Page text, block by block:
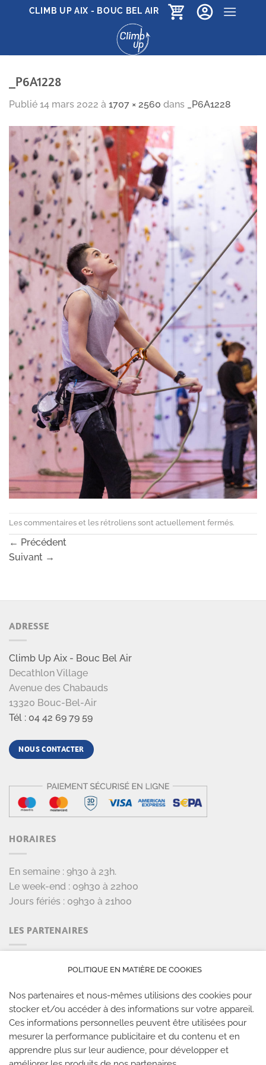
PasserCLIMB UP AIX - BOUC BEL AIR
_P6A1228
Publié 14 mars 2022 à 1707 × 2560 dans _P6A1228
Les commentaires et les rétroliens sont actuellement fermés.
← Précédent
Suivant →
ADRESSE
Climb Up Aix - Bouc Bel Air
Decathlon Village
Avenue des Chabauds
13320 Bouc-Bel-Air
Tél : 04 42 69 79 59
NOUS CONTACTER
HORAIRES
En semaine : 9h30 à 23h.
Le week-end : 09h30 à 22h00
Jours fériés : 09h30 à 21h00
LES PARTENAIRES
POLITIQUE EN MATIÈRE DE COOKIES
Nos partenaires et nous-mêmes utilisions des cookies pour
stocker et/ou accéder à des informations sur votre appareil.
Ces informations personnelles peuvent être utilisées pour
mesurer la performance publicitaire et du contenu et en
apprendre plus sur leur audience, pour développer et